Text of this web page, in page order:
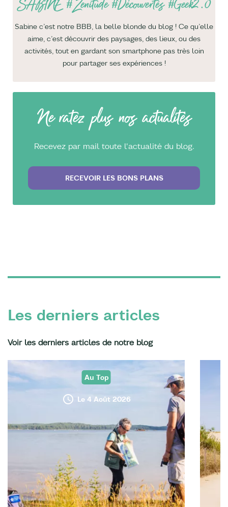
Sabine c’est notre BBB, la belle blonde du blog ! Ce qu’elle
aime, c’est découvrir des paysages, des lieux, ou des
activités, tout en gardant son smartphone pas très loin
pour partager ses expériences !
Ne ratez plus nos actualités
Recevez par mail toute l'actualité du blog.
RECEVOIR LES BONS PLANS
Les derniers articles
Voir les derniers articles de notre blog
Au Top
Le 4 Août 2026